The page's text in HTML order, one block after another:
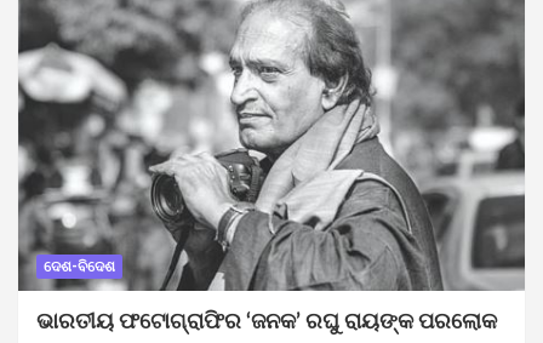
ଦେଶ-ବିଦେଶ
ଭାରତୀୟ ଫଟୋଗ୍ରାଫିର ‘ଜନକ’ ରଘୁ ରାୟଙ୍କ ପରଲୋକ